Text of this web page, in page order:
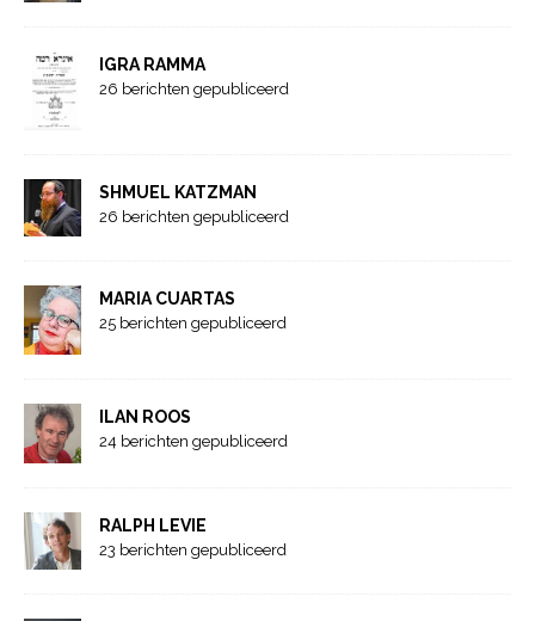
IGRA RAMMA
26 berichten gepubliceerd
SHMUEL KATZMAN
26 berichten gepubliceerd
MARIA CUARTAS
25 berichten gepubliceerd
ILAN ROOS
24 berichten gepubliceerd
RALPH LEVIE
23 berichten gepubliceerd